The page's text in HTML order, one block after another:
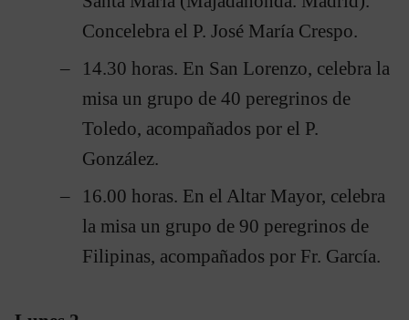
Concelebra el P. José María Crespo.
14.30 horas. En San Lorenzo, celebra la
misa un grupo de 40 peregrinos de
Toledo, acompañados por el P.
González.
16.00 horas. En el Altar Mayor, celebra
la misa un grupo de 90 peregrinos de
Filipinas, acompañados por Fr. García.